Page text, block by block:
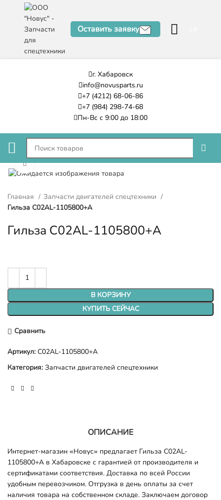
Оставить заявку
г. Хабаровск
info@novusparts.ru
+7 (4212) 68-06-86
+7 (984) 298-74-68
Пн-Вс с 9:00 до 18:00
Нажмите, чтобы увеличить
Главная
Запчасти двигателей спецтехники
Гильза C02AL-1105800+A
Гильза C02AL-1105800+A
В КОРЗИНУ
КУПИТЬ СЕЙЧАС
Сравнить
Артикул: C02AL-1105800+A
Категория: Запчасти двигателей спецтехники
ОПИСАНИЕ
Интернет-магазин «Новус» предлагает Гильза C02AL-
1105800+A в Хабаровске с гарантией от производителя и
сертификатами соответствия. Доставка по всей России
удобным перевозчиком. Отгрузка в день оплаты за счет
наличия товара на собственном складе. Заключаем договор